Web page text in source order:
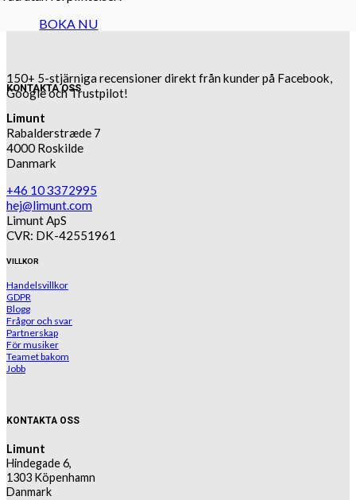
BOKA NU
150+ 5-stjärniga recensioner direkt från kunder på Facebook,
Google och Trustpilot!
KONTAKTA OSS
Limunt
Rabalderstræde 7
4000 Roskilde
Danmark
+46 10 3372995
hej@limunt.com
Limunt ApS
CVR: DK-42551961
VILLKOR
Handelsvillkor
GDPR
Blogg
Frågor och svar
Partnerskap
För musiker
Teamet bakom
Jobb
KONTAKTA OSS
Limunt
Hindegade 6,
1303 Köpenhamn
Danmark